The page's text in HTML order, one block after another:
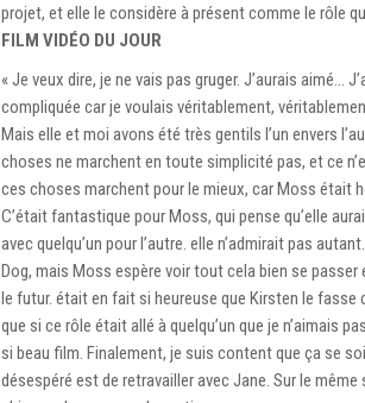
projet, et elle le considère à présent comme le rôle
FILM VIDÉO DU JOUR
« Je veux dire, je ne vais pas gruger. J’aurais aimé…
compliquée car je voulais véritablement,
Mais elle et moi avons été très gentils l’un envers
choses ne marchent en toute simplicité pas, et ce
ces choses marchent pour le mieux, car Moss était
C’était fantastique pour Moss, qui pense qu’elle
avec quelqu’un pour l’autre. elle n’admirait pas
Dog, mais Moss espère voir tout cela bien se
le futur. était en fait si heureuse que Kirsten le fasse
que si ce rôle était allé à quelqu’un que je n’aimais
si beau film. Finalement, je suis content que ça se
désespéré est de retravailler avec Jane. Sur le